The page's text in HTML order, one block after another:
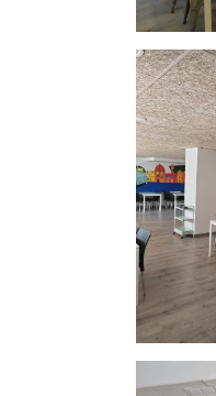
✔ Listo para empezar a
✔ Amplio aforo interior y
✔ Ubicación estratégica
✔ Instalaciones recientes
90.000 €
1.500 € +
años
Para más información o
contactar con nosotros.
InmoOlaya, agencia líder
Le
encuentre el negocio